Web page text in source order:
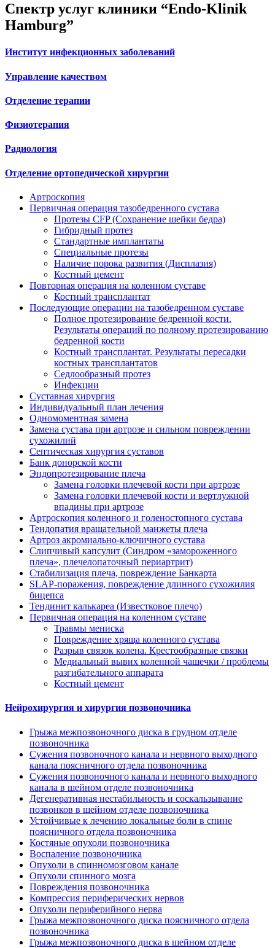
Спектр услуг клиники “Endo-Klinik
Hamburg”
Институт инфекционных заболеваний
Управление качеством
Отделение терапии
Физиотерапия
Радиология
Отделение ортопедической хирургии
Артроскопия
Первичная операция тазобедренного сустава
Протезы CFP (Сохранение шейки бедра)
Гибридный протез
Стандартные имплантаты
Специальные протезы
Наличие порока развития (Дисплазия)
Костный цемент
Повторная операция на коленном суставе
Костный трансплантат
Последующие операции на тазобедренном суставе
Полное протезирование бедренной кости.
Результаты операций по полному протезированию
бедренной кости
Костный трансплантат. Результаты пересадки
костных трансплантатов
Седлообразный протез
Инфекции
Суставная хирургия
Индивидуальный план лечения
Одномоментная замена
Замена сустава при артрозе и сильном повреждении
сухожилий
Септическая хирургия суставов
Банк донорской кости
Эндопротезирование плеча
Замена головки плечевой кости при артрозе
Замена головки плечевой кости и вертлужной
впадины при артрозе
Артроскопия коленного и голеностопного сустава
Тендопатия вращательной манжеты плеча
Артроз акромиально-ключичного сустава
Слипчивый капсулит (Синдром «замороженного
плеча», плечелопаточный периартрит)
Стабилизация плеча, повреждение Банкарта
SLAP-поражения, повреждение длинного сухожилия
бицепса
Тендинит калькареа (Известковое плечо)
Первичная операция на коленном суставе
Травмы мениска
Повреждение хряща коленного сустава
Разрыв связок колена. Крестообразные связки
Медиальный вывих коленной чашечки / проблемы
разгибательного аппарата
Костный цемент
Нейрохирургия и хирургия позвоночника
Грыжа межпозвоночного диска в грудном отделе
позвоночника
Сужения позвоночного канала и нервного выходного
канала поясничного отдела позвоночника
Сужения позвоночного канала и нервного выходного
канала в шейном отделе позвоночника
Дегенеративная нестабильность и соскальзывание
позвонков в шейном отделе позвоночника
Устойчивые к лечению локальные боли в спине
поясничного отдела позвоночника
Костяные опухоли позвоночника
Воспаление позвоночника
Опухоли в спинномозговом канале
Опухоли спинного мозга
Повреждения позвоночника
Компрессия периферических нервов
Опухоли периферийного нерва
Грыжа межпозвоночного диска поясничного отдела
позвоночника
Грыжа межпозвоночного диска в шейном отделе